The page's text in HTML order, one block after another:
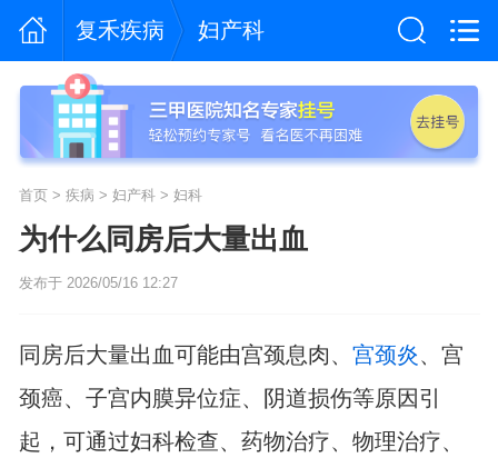
复禾疾病 妇产科
首页> 疾病 > 妇产科> 妇科
为什么同房后大量出血
发布于 2026/05/16 12:27
同房后大量出血可能由宫颈息肉、 宫颈炎、宫
颈癌、子宫内膜异位症、阴道损伤等原因引
起，可通过妇科检查、药物治疗、物理治疗、